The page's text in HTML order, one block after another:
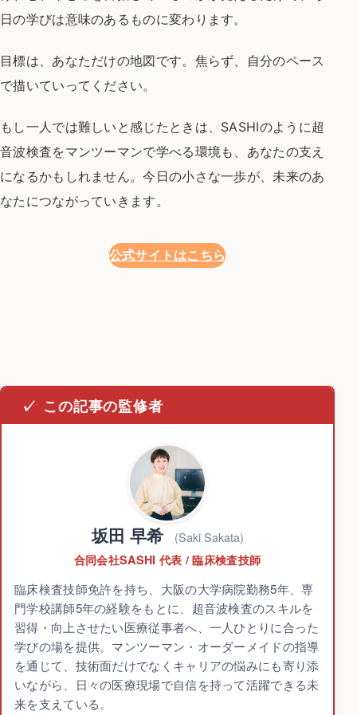
日の学びは意味のあるものに変わります。
目標は、あなただけの地図です。 焦らず、自分のペース
で描いていってください。
もし一人では難しいと感じたときは、 SASHIのように超
音波検査をマンツーマンで学べる環境も、 あなたの支え
になるかもしれません。今日の小さな一歩が、未来のあ
なたにつながっていきます。
公式サイトはこちら
この記事の監修者
坂田 早希 (Saki Sakata)
合同会社SASHI 代表 / 臨床検査技師
臨床検査技師免許を持ち、大阪の大学病院勤務5年、専
門学校講師5年の経験をもとに、超音波検査のスキルを
習得・向上させたい医療従事者へ、一人ひとりに合った
学びの場を提供。マンツーマン・オーダーメイドの指導
を通じて、技術面だけでなくキャリアの悩みにも寄り添
いながら、日々の医療現場で自信を持って活躍できる未
来を支えている。